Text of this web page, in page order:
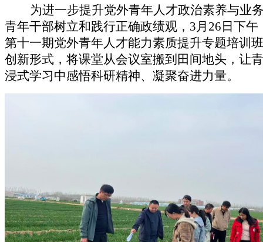
为进一步提升党外青年人才政治素养与业
青年干部树立和践行正确政绩观， 3月26日下午
第十一期党外青年人才能力素质提升专题培训
创新形式，将课堂从会议室搬到田间地头，让
浸式学习中感悟科研精神、凝聚奋进力量。